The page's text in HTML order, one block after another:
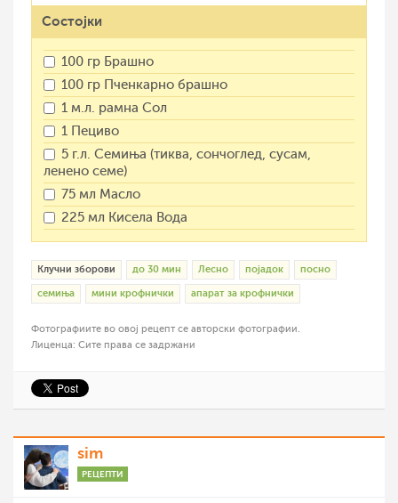
Состојки
100 гр Брашно
100 гр Пченкарно брашно
1 м.л. рамна Сол
1 Пециво
5 г.л. Семиња (тиква, сончоглед, сусам,
ленено семе)
75 мл Масло
225 мл Кисела Вода
Клучни зборови до 30 мин Лесно појадок посно
семиња мини крофнички апарат за крофнички
Фотографиите во овој рецепт се авторски фотографии.
Лиценца: Сите права се задржани
sim
РЕЦЕПТИ